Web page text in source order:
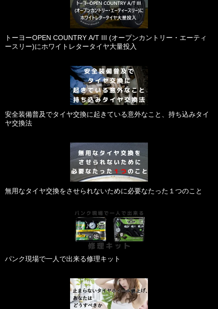
トーヨーOPEN COUNTRY A/T III (オープンカントリー・エーティ
ースリー)にホワイトレタータイヤ大量投入
安全装備普及でタイヤ交換に起きている意外なこと、持ち込みタイ
ヤ交換法
無用なタイヤ交換をさせられないために必要なたった１つのこと
パンク現場で一人で出来る修理キット